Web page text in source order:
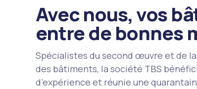
Avec nous, vos
entre de bonnes
Spécialistes du second œuvre et de
des bâtiments, la société TBS
d’expérience et réunie une